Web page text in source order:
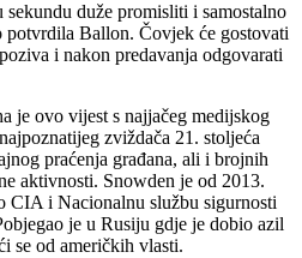
sekundu duže promisliti i samostalno
Ballon. Čovjek će gostovati
i nakon predavanja odgovarati
je ovo vijest s najjačeg medijskog
zviždača 21. stoljeća
praćenja građana, ali i brojnih
aktivnosti. Snowden je od 2013.
CIA i Nacionalnu službu sigurnosti
je u Rusiju gdje je dobio azil
se od američkih vlasti.